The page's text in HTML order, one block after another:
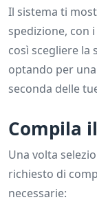
Il sistema ti
spedizione, con
così scegliere la
optando per
seconda delle
Compila
Una volta
richiesto di
necessarie: